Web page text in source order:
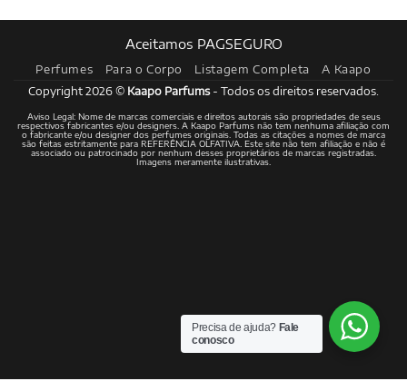
Aceitamos PAGSEGURO
Perfumes Para o Corpo Listagem Completa A Kaapo
Copyright 2026 © Kaapo Parfums- Todos os direitos reservados.
Aviso Legal: Nome de marcas comerciais e direitos autorais são propriedades de seus
respectivos fabricantes e/ou designers. A Kaapo Parfums não tem nenhuma afiliação com
o fabricante e/ou designer dos perfumes originais. Todas as citações a nomes de marca
são feitas estritamente para REFERÊNCIA OLFATIVA. Este site não tem afiliação e não é
associado ou patrocinado por nenhum desses proprietários de marcas registradas.
Imagens meramente ilustrativas.
Precisa de ajuda? Fale
conosco